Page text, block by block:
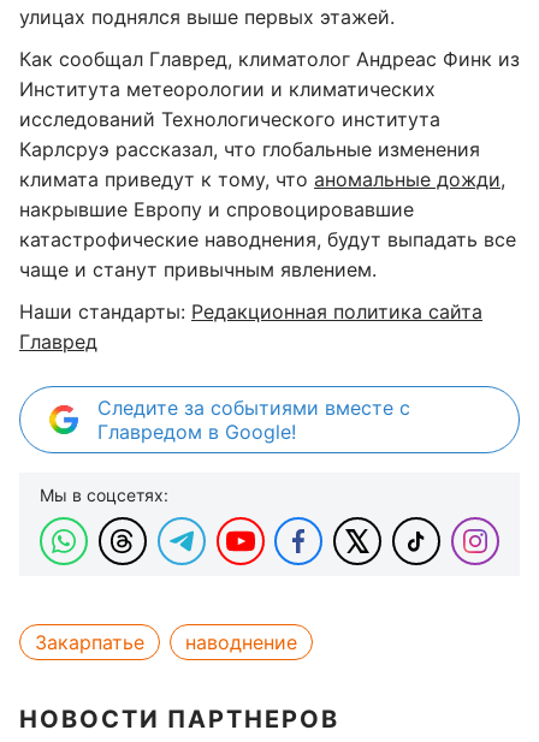
улицах поднялся выше первых этажей.
Как сообщал Главред, климатолог Андреас Финк из
Института метеорологии и климатических
исследований Технологического института
Карлсруэ рассказал, что глобальные изменения
климата приведут к тому, что аномальные дожди,
накрывшие Европу и спровоцировавшие
катастрофические наводнения, будут выпадать все
чаще и станут привычным явлением.
Наши стандарты: Редакционная политика сайта
Главред
Следите за событиями вместе с
Главредом в Google!
Мы в соцсетях:
Закарпатье наводнение
НОВОСТИ ПАРТНЕРОВ